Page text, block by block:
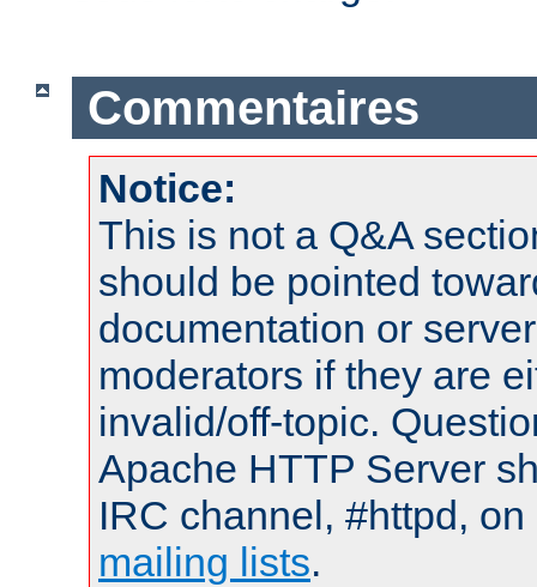
Commentaires
Notice:
This is not a Q&A
should be pointed
documentation or
moderators if they are
invalid/off-topic.
Apache HTTP Server
IRC channel, #httpd,
mailing lists.